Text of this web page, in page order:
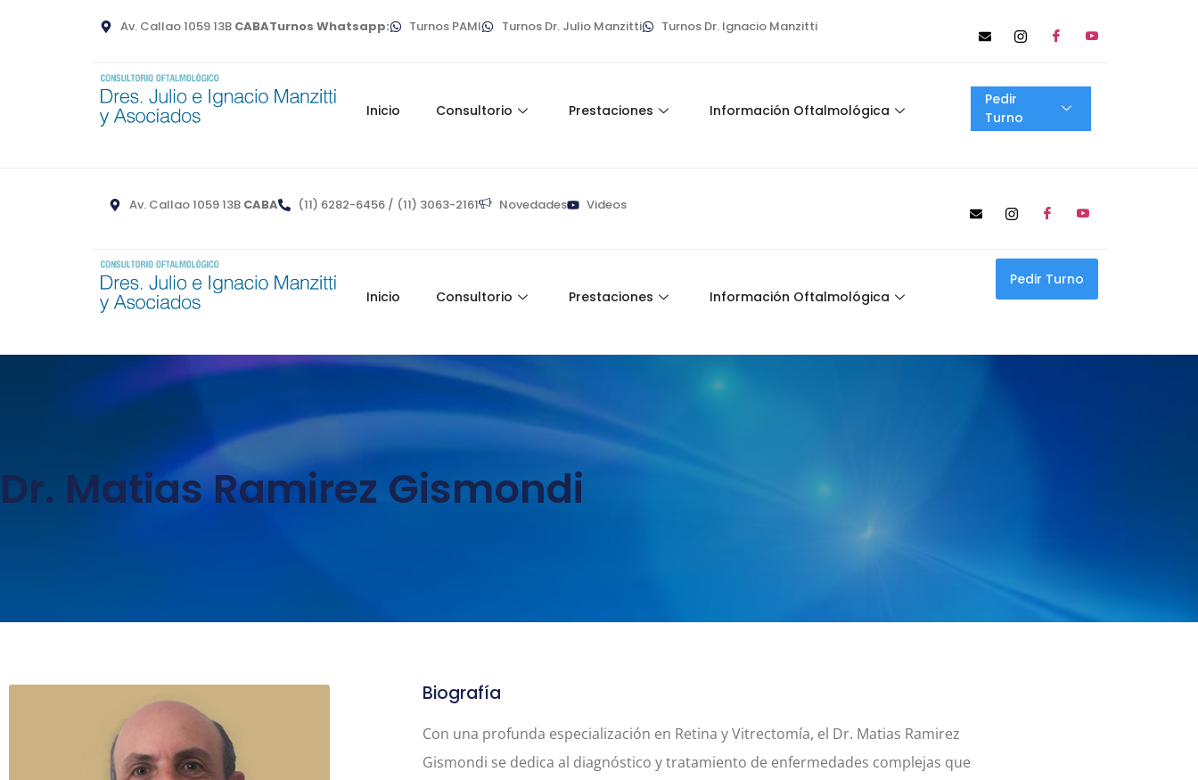
Av. Callao 1059 13B CABATurnos Whatsapp: Turnos PAMI Turnos Dr. Julio Manzitti Turnos Dr. Ignacio Manzitti
Inicio Consultorio Prestaciones Información Oftalmológica
Pedir
Turno
Av. Callao 1059 13B CABA (11) 6282-6456 / (11) 3063-2161 Novedades Videos
Inicio Consultorio Prestaciones Información Oftalmológica
Pedir Turno
Dr. Matias Ramirez Gismondi
Biografía
Con una profunda especialización en Retina y Vitrectomía, el Dr. Matias Ramirez
Gismondi se dedica al diagnóstico y tratamiento de enfermedades complejas que